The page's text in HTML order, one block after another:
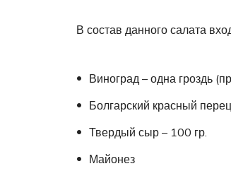
В состав данного салата
Виноград – одна гроздь
Болгарский красный
Твердый сыр – 100 гр.
Майонез